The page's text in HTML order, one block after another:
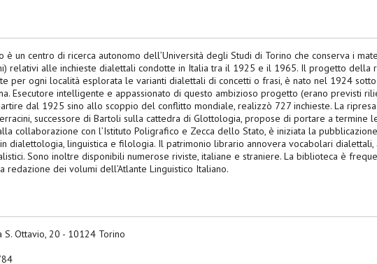
è un centro di ricerca autonomo dell’Università degli Studi di Torino che conserva i
relativi alle inchieste dialettali condotte in Italia tra il 1925 e il 1965. Il progetto della
per ogni località esplorata le varianti dialettali di concetti o frasi, è nato nel 1924
Esecutore intelligente e appassionato di questo ambizioso progetto (erano previsti
dal 1925 sino allo scoppio del conflitto mondiale, realizzò 727 inchieste. La
successore di Bartoli sulla cattedra di Glottologia, propose di portare a termine
collaborazione con l’Istituto Poligrafico e Zecca dello Stato, è iniziata la
dialettologia, linguistica e filologia. Il patrimonio librario annovera vocabolari
Sono inoltre disponibili numerose riviste, italiane e straniere. La biblioteca è
dei volumi dell’Atlante Linguistico Italiano.
S. Ottavio, 20 - 10124 Torino